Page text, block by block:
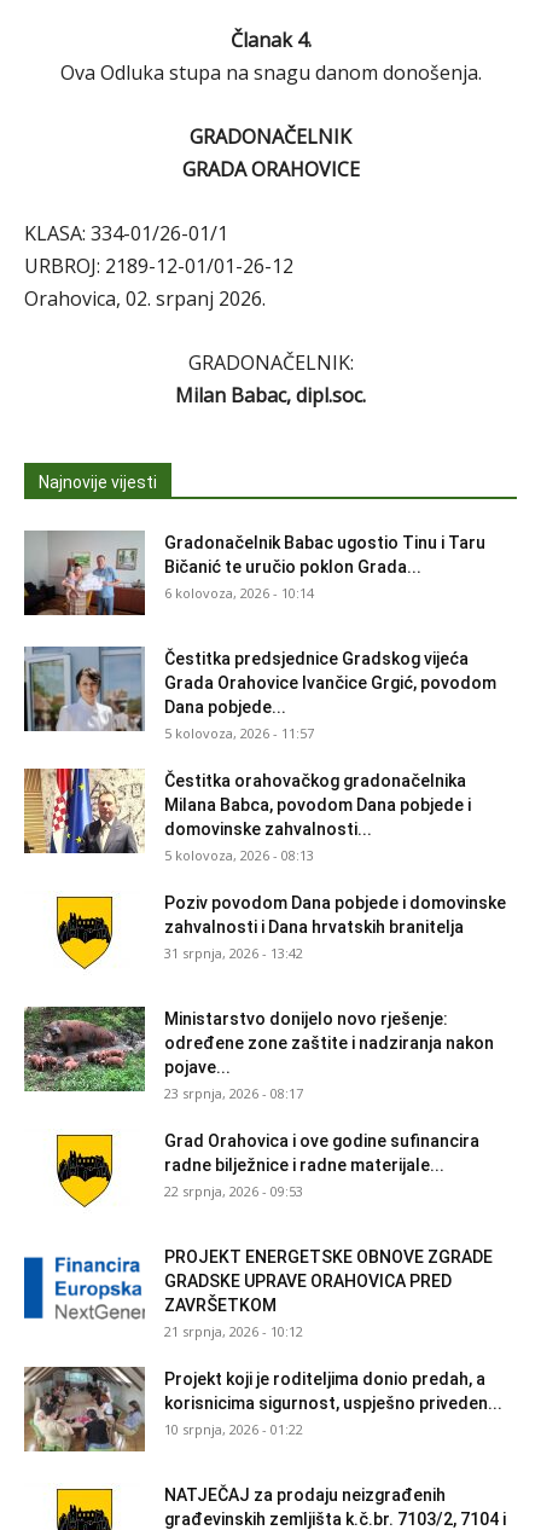
Članak 4.
Ova Odluka stupa na snagu danom donošenja.
GRADONAČELNIK
GRADA ORAHOVICE
KLASA: 334-01/26-01/1
URBROJ: 2189-12-01/01-26-12
Orahovica, 02. srpanj 2026.
GRADONAČELNIK:
Milan Babac, dipl.soc.
Najnovije vijesti
Gradonačelnik Babac ugostio Tinu i Taru
Bičanić te uručio poklon Grada...
6 kolovoza, 2026 - 10:14
Čestitka predsjednice Gradskog vijeća
Grada Orahovice Ivančice Grgić, povodom
Dana pobjede...
5 kolovoza, 2026 - 11:57
Čestitka orahovačkog gradonačelnika
Milana Babca, povodom Dana pobjede i
domovinske zahvalnosti...
5 kolovoza, 2026 - 08:13
Poziv povodom Dana pobjede i domovinske
zahvalnosti i Dana hrvatskih branitelja
31 srpnja, 2026 - 13:42
Ministarstvo donijelo novo rješenje:
određene zone zaštite i nadziranja nakon
pojave...
23 srpnja, 2026 - 08:17
Grad Orahovica i ove godine sufinancira
radne bilježnice i radne materijale...
22 srpnja, 2026 - 09:53
PROJEKT ENERGETSKE OBNOVE ZGRADE
GRADSKE UPRAVE ORAHOVICA PRED
ZAVRŠETKOM
21 srpnja, 2026 - 10:12
Projekt koji je roditeljima donio predah, a
korisnicima sigurnost, uspješno priveden...
10 srpnja, 2026 - 01:22
NATJEČAJ za prodaju neizgrađenih
građevinskih zemljišta k.č.br. 7103/2, 7104 i